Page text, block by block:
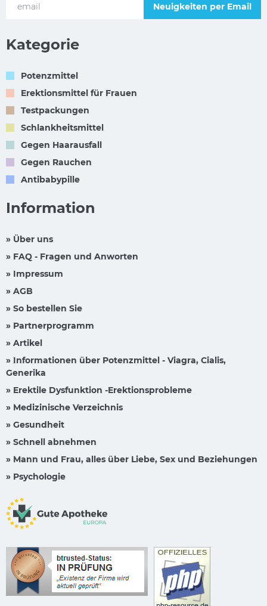
Neuigkeiten per Email
Kategorie
Potenzmittel
Erektionsmittel für Frauen
Testpackungen
Schlankheitsmittel
Gegen Haarausfall
Gegen Rauchen
Antibabypille
Information
» Über uns
» FAQ - Fragen und Anworten
» Impressum
» AGB
» So bestellen Sie
» Partnerprogramm
» Artikel
» Informationen über Potenzmittel - Viagra, Cialis,
Generika
» Erektile Dysfunktion -Erektionsprobleme
» Medizinische Verzeichnis
» Gesundheit
» Schnell abnehmen
» Mann und Frau, alles über Liebe, Sex und Beziehungen
» Psychologie